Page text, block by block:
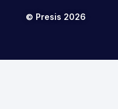
© Presis 2026